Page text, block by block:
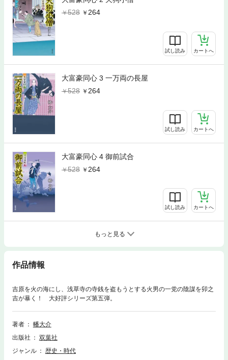
528
264
試し読み カートへ
大富豪同心 3 一万両の長屋
528
264
試し読み カートへ
大富豪同心 4 御前試合
528
264
試し読み カートへ
もっと見る
作品情報
吉原を火の海にし、浅草寺の寺銭を盗もうとする火男の一党の陰謀を卯之
吉が暴く！ 大好評シリーズ第五弾。
著者
幡大介
出版社
双葉社
ジャンル
歴史・時代